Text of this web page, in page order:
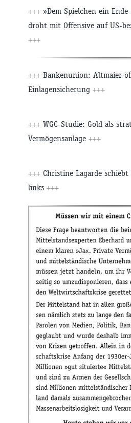
+++ »Dem Spielchen ein
droht mit Offensive auf US-
+++
+++ Bankenunion: Altmaier
Einlagensicherung +++
+++ WGC-Studie: Gold als
Vermögensanlage +++
+++ Christine Lagarde
links +++